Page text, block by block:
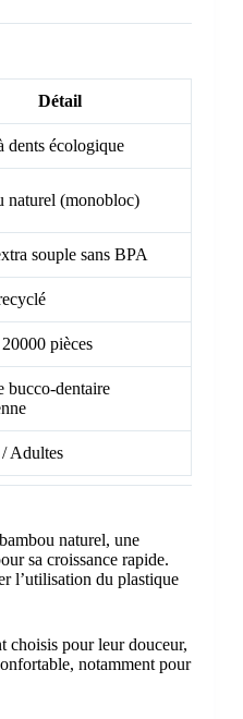
Détail
dents écologique
naturel (monobloc)
souple sans BPA
20000 pièces
bucco-dentaire
Adultes
naturel, une
sa croissance rapide.
l’utilisation du plastique
choisis pour leur douceur,
notamment pour